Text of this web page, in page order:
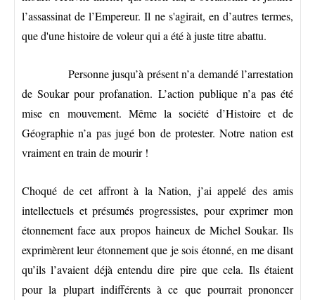
l’assassinat de l’Empereur. Il ne s'agirait, en d’autres termes,
que d'une histoire de voleur qui a été à juste titre abattu.
Personne jusqu’à présent n’a demandé l’arrestation
de Soukar pour profanation. L’action publique n’a pas été
mise en mouvement. Même la société d’Histoire et de
Géographie n’a pas jugé bon de protester. Notre nation est
vraiment en train de mourir !
Choqué de cet affront à la Nation, j’ai appelé des amis
intellectuels et présumés progressistes, pour exprimer mon
étonnement face aux propos haineux de Michel Soukar. Ils
exprimèrent leur étonnement que je sois étonné, en me disant
qu’ils l’avaient déjà entendu dire pire que cela. Ils étaient
pour la plupart indifférents à ce que pourrait prononcer